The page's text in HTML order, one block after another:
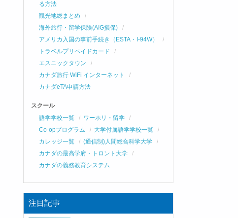
る方法
観光地総まとめ
海外旅行・留学保険(AIG損保)
アメリカ入国の事前手続き（ESTA・I-94W）
トラベルプリペイドカード
エスニックタウン
カナダ旅行 WiFi インターネット
カナダeTA申請方法
スクール
語学学校一覧
ワーホリ・留学
Co-opプログラム
大学付属語学学校一覧
カレッジ一覧
(通信制)人間総合科学大学
カナダの最高学府・トロント大学
カナダの義務教育システム
注目記事